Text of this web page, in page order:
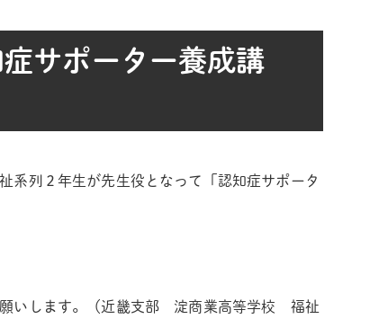
サポーター養成講
系列２年生が先生役となって「認知症サポータ
願いします。（近畿支部 淀商業高等学校 福祉